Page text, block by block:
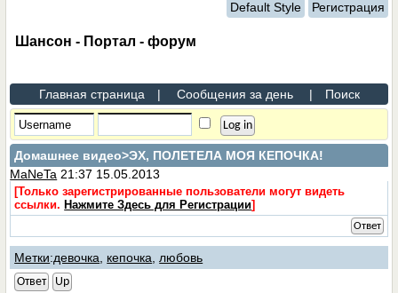
Default Style Регистрация
Шансон - Портал - форум
Главная страница | Сообщения за день | Поиск
Домашнее видео>ЭХ, ПОЛЕТЕЛА МОЯ КЕПОЧКА!
MaNeTa 21:37 15.05.2013
[Только зарегистрированные пользователи могут видеть
ссылки. Нажмите Здесь для Регистрации]
Ответ
Метки:девочка кепочка любовь
Ответ
Up